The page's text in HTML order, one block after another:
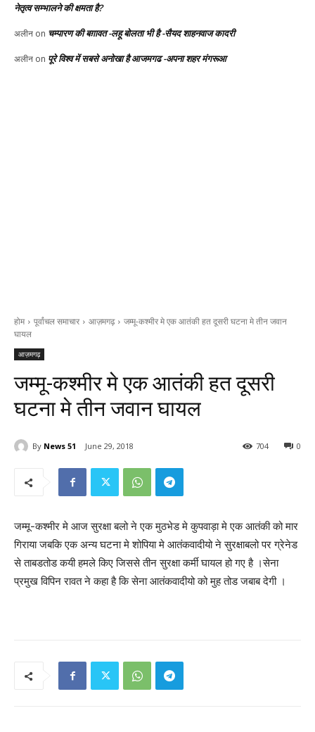
नेतृत्व सम्भालने की क्षमता है?
अलीन on चम्पारण की बग़ावत -लहू बोलता भी है -सैयद शाहनवाज कादरी
अलीन on पूरे विश्व में सबसे अनोखा है आजमगढ -अपना शहर मंगरूआ